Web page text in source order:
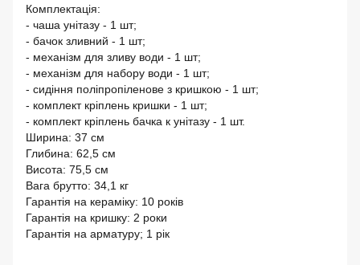
Комплектація:
- чаша унітазу - 1 шт;
- бачок зливний - 1 шт;
- механізм для зливу води - 1 шт;
- механізм для набору води - 1 шт;
- сидіння поліпропіленове з кришкою - 1 шт;
- комплект кріплень кришки - 1 шт;
- комплект кріплень бачка к унітазу - 1 шт.
Ширина: 37 см
Глибина: 62,5 см
Висота: 75,5 см
Вага брутто: 34,1 кг
Гарантія на кераміку: 10 років
Гарантія на кришку: 2 роки
Гарантія на арматуру; 1 рік